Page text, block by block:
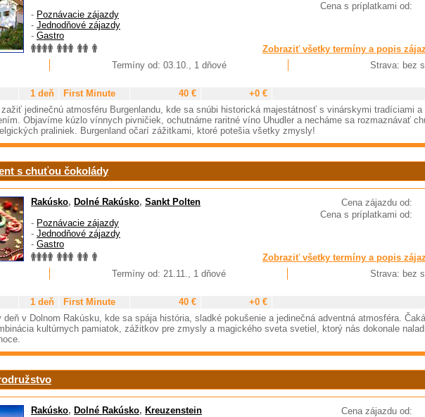
Cena s príplatkami od:
- Poznávacie zájazdy
- Jednodňové zájazdy
- Gastro
Zobraziť všetky termíny a popis
Termíny od: 03.10., 1 dňové Strava: bez
1 deň First Minute 40 €
+0 €
jedinečnú atmosféru Burgenlandu, kde sa snúbi historická majestátnosť s vinárskymi tradíciami a
Objavíme kúzlo vínnych pivničiek, ochutnáme raritné víno Uhudler a necháme sa rozmaznávať
praliniek. Burgenland očarí zážitkami, ktoré potešia všetky zmysly!
s chuťou čokolády
Cena zájazdu od:
Cena s príplatkami od:
Rakúsko, Dolné Rakúsko, Sankt Polten
- Poznávacie zájazdy
- Jednodňové zájazdy
- Gastro
Zobraziť všetky termíny a popis
Termíny od: 21.11., 1 dňové Strava: bez
1 deň First Minute 40 €
+0 €
deň v Dolnom Rakúsku, kde sa spája história, sladké pokušenie a jedinečná adventná atmosféra.
kultúrnych pamiatok, zážitkov pre zmysly a magického sveta svetiel, ktorý nás dokonale
Cena zájazdu od:
Rakúsko, Dolné Rakúsko, Kreuzenstein